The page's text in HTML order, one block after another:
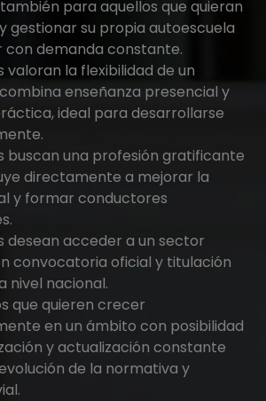
para aquellos que quieran
gestionar su propia autoescuela
con demanda constante.
valoran la flexibilidad de un
enseñanza presencial y
ideal para desarrollarse
buscan una profesión gratificante
directamente a mejorar la
y formar conductores
desean acceder a un sector
convocatoria oficial y titulación
nivel nacional.
que quieren crecer
en un ámbito con posibilidad
y actualización constante
de la normativa y